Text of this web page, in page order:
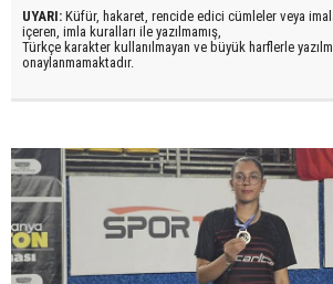
UYARI: Küfür, hakaret, rencide edici cümleler veya
içeren, imla kuralları ile yazılmamış,
Türkçe karakter kullanılmayan ve büyük harflerle
onaylanmamaktadır.